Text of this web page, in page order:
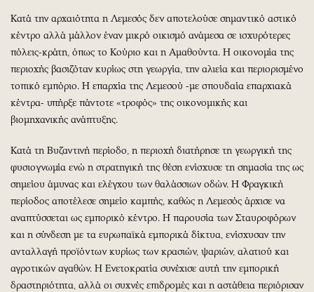
Κατά την αρχαιότητα η Λεμεσός δεν αποτελούσε σημαντικό αστικό
κέντρο αλλά μάλλον έναν μικρό οικισμό ανάμεσα σε ισχυρότερες
πόλεις-κράτη, όπως το Κούριο και η Αμαθούντα. Η οικονομία της
περιοχής βασιζόταν κυρίως στη γεωργία, την αλιεία και περιορισμένο
τοπικό εμπόριο. Η επαρχία της Λεμεσού -με σπουδαία επαρχιακά
κέντρα- υπήρξε πάντοτε «τροφός» της οικονομικής και
βιομηχανικής ανάπτυξης.
Κατά τη Βυζαντινή περίοδο, η περιοχή διατήρησε τη γεωργική της
φυσιογνωμία ενώ η στρατηγική της θέση ενίσχυσε τη σημασία της ως
σημείου άμυνας και ελέγχου των θαλάσσιων οδών. Η Φραγκική
περίοδος αποτέλεσε σημείο καμπής, καθώς η Λεμεσός άρχισε να
αναπτύσσεται ως εμπορικό κέντρο. Η παρουσία των Σταυροφόρων
και η σύνδεση με τα ευρωπαϊκά εμπορικά δίκτυα, ενίσχυσαν την
ανταλλαγή προϊόντων κυρίως των κρασιών, ψαριών, αλατιού και
αγροτικών αγαθών. Η Ενετοκρατία συνέχισε αυτή την εμπορική
δραστηριότητα, αλλά οι συχνές επιδρομές και η αστάθεια περιόρισαν